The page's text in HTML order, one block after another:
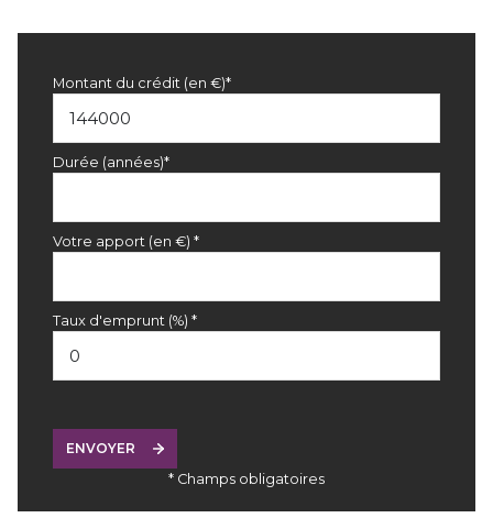
Montant du crédit (en €)*
Durée (années)*
Votre apport (en €) *
Taux d'emprunt (%) *
ENVOYER
* Champs obligatoires